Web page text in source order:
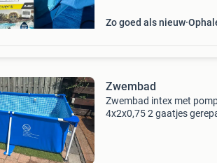
Zo goed als nieuw
Zwembad
Zwembad intex met
4x2x0,75 2 gaatjes